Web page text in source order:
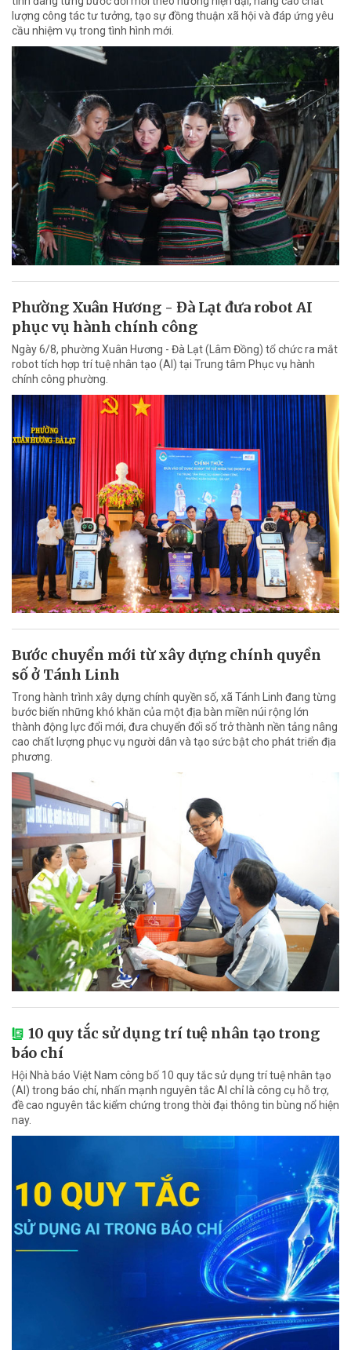
lượng công tác tư tưởng, tạo sự đồng thuận xã hội và đáp ứng yêu
cầu nhiệm vụ trong tình hình mới.
Phường Xuân Hương - Đà Lạt đưa robot AI
phục vụ hành chính công
Ngày 6/8, phường Xuân Hương - Đà Lạt (Lâm Đồng) tổ chức ra mắt
robot tích hợp trí tuệ nhân tạo (AI) tại Trung tâm Phục vụ hành
chính công phường.
Bước chuyển mới từ xây dựng chính quyền
số ở Tánh Linh
Trong hành trình xây dựng chính quyền số, xã Tánh Linh đang từng
bước biến những khó khăn của một địa bàn miền núi rộng lớn
thành động lực đổi mới, đưa chuyển đổi số trở thành nền tảng nâng
cao chất lượng phục vụ người dân và tạo sức bật cho phát triển địa
phương.
10 quy tắc sử dụng trí tuệ nhân tạo trong
báo chí
Hội Nhà báo Việt Nam công bố 10 quy tắc sử dụng trí tuệ nhân tạo
(AI) trong báo chí, nhấn mạnh nguyên tắc AI chỉ là công cụ hỗ trợ,
đề cao nguyên tắc kiểm chứng trong thời đại thông tin bùng nổ hiện
nay.